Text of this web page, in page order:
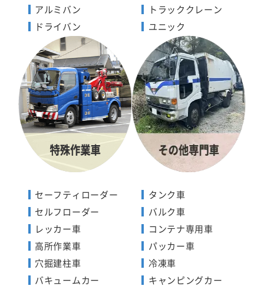
アルミバン
ドライバン
トラッククレーン
ユニック
セーフティローダー
セルフローダー
レッカー車
高所作業車
穴掘建柱車
バキュームカー
タンク車
バルク車
コンテナ専用車
パッカー車
冷凍車
キャンピングカー